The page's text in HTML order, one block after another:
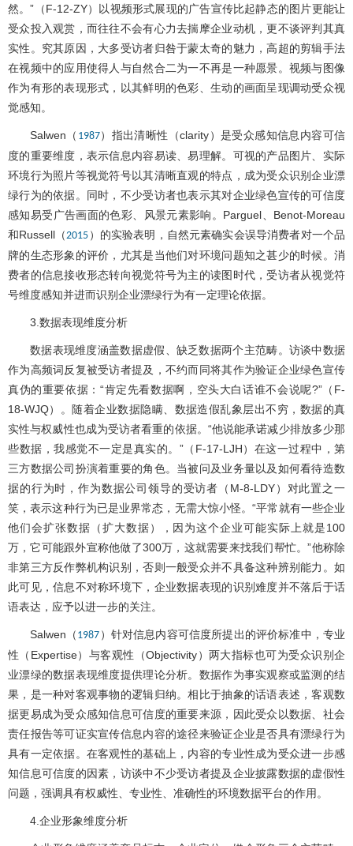
然。”（F-12-ZY）以视频形式展现的广告宣传比起静态的图片更能让
受众投入观赏，而往往不会有心力去揣摩企业动机，更不谈评判其真
实性。究其原因，大多受访者归咎于蒙太奇的魅力，高超的剪辑手法
在视频中的应用使得人与自然合二为一不再是一种愿景。视频与图像
作为有形的表现形式，以其鲜明的色彩、生动的画面呈现调动受众视
觉感知。
Salwen（ 1987）指出清晰性（clarity）是受众感知信息内容可信
度的重要维度，表示信息内容易读、易理解。可视的产品图片、实际
环境行为照片等视觉符号以其清晰直观的特点，成为受众识别企业漂
绿行为的依据。同时，不少受访者也表示其对企业绿色宣传的可信度
感知易受广告画面的色彩、风景元素影响。Parguel、Benot-Moreau
和Russell（2015 ）的实验表明，自然元素确实会误导消费者对一个品
牌的生态形象的评价，尤其是当他们对环境问题知之甚少的时候。消
费者的信息接收形态转向视觉符号为主的读图时代，受访者从视觉符
号维度感知并进而识别企业漂绿行为有一定理论依据。
3.数据表现维度分析
数据表现维度涵盖数据虚假、缺乏数据两个主范畴。访谈中数据
作为高频词反复被受访者提及，不约而同将其作为验证企业绿色宣传
真伪的重要依据：“肯定先看数据啊，空头大白话谁不会说呢?”（F-
18-WJQ）。随着企业数据隐瞒、数据造假乱象层出不穷，数据的真
实性与权威性也成为受访者看重的依据。“他说能承诺减少排放多少那
些数据，我感觉不一定是真实的。”（F-17-LJH）在这一过程中，第
三方数据公司扮演着重要的角色。当被问及业务量以及如何看待造数
据的行为时，作为数据公司领导的受访者（M-8-LDY）对此置之一
笑，表示这种行为已是业界常态，无需大惊小怪。“平常就有一些企业
他们会扩张数据（扩大数据），因为这个企业可能实际上就是100
万，它可能跟外宣称他做了300万，这就需要来找我们帮忙。”他称除
非第三方反作弊机构识别，否则一般受众并不具备这种辨别能力。如
此可见，信息不对称环境下，企业数据表现的识别难度并不落后于话
语表达，应予以进一步的关注。
Salwen（ 1987 ）针对信息内容可信度所提出的评价标准中，专业
性（Expertise）与客观性（Objectivity）两大指标也可为受众识别企
业漂绿的数据表现维度提供理论分析。数据作为事实观察或监测的结
果，是一种对客观事物的逻辑归纳。相比于抽象的话语表述，客观数
据更易成为受众感知信息可信度的重要来源，因此受众以数据、社会
责任报告等可证实宣传信息内容的途径来验证企业是否具有漂绿行为
具有一定依据。在客观性的基础上，内容的专业性成为受众进一步感
知信息可信度的因素，访谈中不少受访者提及企业披露数据的虚假性
问题，强调具有权威性、专业性、准确性的环境数据平台的作用。
4.企业形象维度分析